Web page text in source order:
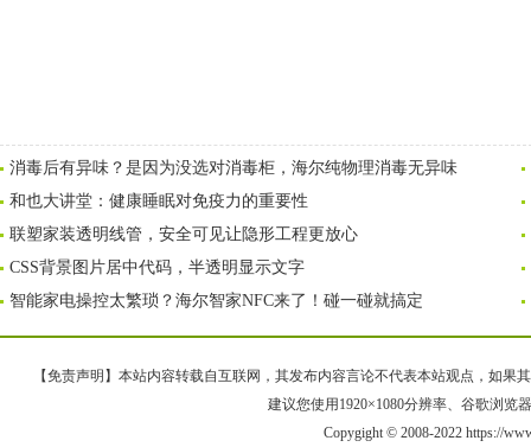
消毒后有异味？是因为没选对消毒柜，海尔纯物理消毒无异味
和也大讲堂：健康睡眠对免疫力的重要性
联塑家装透明线管，安全可见让隐形工程更放心
CSS背景图片居中代码，半透明显示文字
智能家电操控太繁琐？海尔智家NFC来了！碰一碰就搞定
【免责声明】本站内容转载自互联网，其发布内容言论不代表本站观点，如果
建议您使用1920×1080分辨率、谷歌浏览
Copygight © 2008-2022 https://